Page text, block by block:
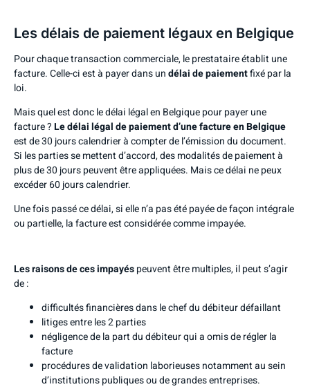
Les délais de paiement légaux en Belgique
Pour chaque transaction commerciale, le prestataire établit une
facture. Celle-ci est à payer dans undélai de paiementfixé par la
loi.
Mais quel est donc le délai légal en Belgique pour payer une
facture ?Le délai légal de paiement d’une facture en Belgique
est de 30 jours calendrier à compter de l’émission du document.
Si les parties se mettent d’accord, des modalités de paiement à
plus de 30 jours peuvent être appliquées. Mais ce délai ne peux
excéder 60 jours calendrier.
Une fois passé ce délai, si elle n’a pas été payée de façon intégrale
ou partielle, la facture est considérée comme impayée.
Les raisons de ces impayéspeuvent être multiples, il peut s’agir
de :
difficultés financières dans le chef du débiteur défaillant
litiges entre les 2 parties
négligence de la part du débiteur qui a omis de régler la
facture
procédures de validation laborieuses notamment au sein
d’institutions publiques ou de grandes entreprises.